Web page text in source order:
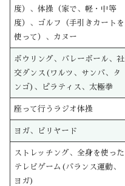
度）、体操（家で、軽・中等
度）、ゴルフ（手引きカートを
使って）、カヌー
ボウリング、バレーボール、社
交ダンス(ワルツ、サンバ、タ
ンゴ)、ピラティス、太極拳
座って行うラジオ体操
ヨガ、ビリヤード
ストレッチング、全身を使った
テレビゲーム(バランス運動、
ヨガ)